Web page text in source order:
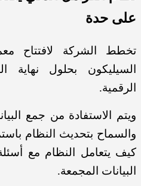
على حدة
تخطط الشركة لافتتاح
السيليكون بحلول نهاية
الرقمية.
ويتم الاستفادة من جمع
والسماح بتحديث النظام
كيف يتعامل النظام مع
البيانات المجمعة.